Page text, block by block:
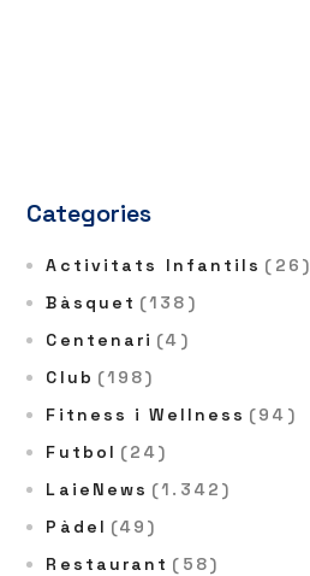
Categories
Activitats Infantils (26)
Bàsquet (138)
Centenari (4)
Club (198)
Fitness i Wellness (94)
Futbol (24)
LaieNews (1.342)
Pàdel (49)
Restaurant (58)